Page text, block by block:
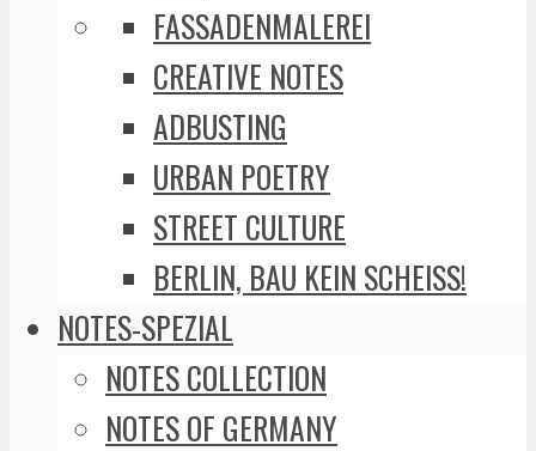
FASSADENMALEREI
CREATIVE NOTES
ADBUSTING
URBAN POETRY
STREET CULTURE
BERLIN, BAU KEIN SCHEISS!
NOTES-SPEZIAL
NOTES COLLECTION
NOTES OF GERMANY